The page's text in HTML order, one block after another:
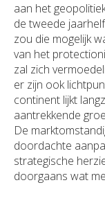
aan het
de tweede
zou die mogelijk
van het
zal zich
er zijn ook
continent lijkt
aantrekkende
De
doordachte
strategische
doorgaans wat